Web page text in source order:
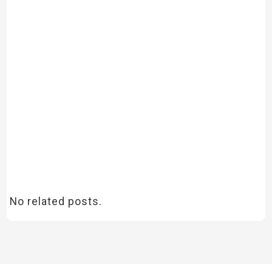
No related posts.